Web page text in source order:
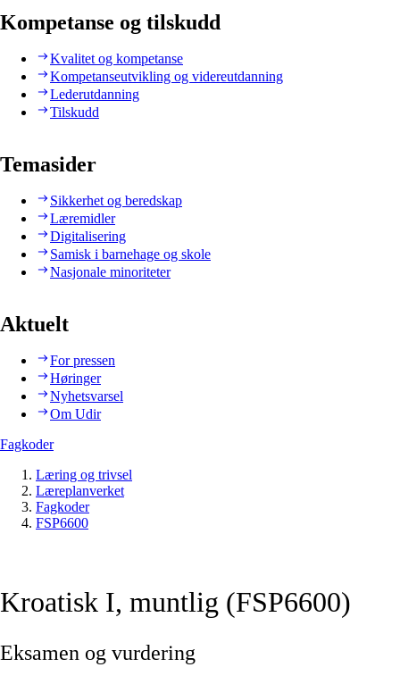
Kompetanse og tilskudd
Kvalitet og kompetanse
Kompetanseutvikling og videreutdanning
Lederutdanning
Tilskudd
Temasider
Sikkerhet og beredskap
Læremidler
Digitalisering
Samisk i barnehage og skole
Nasjonale minoriteter
Aktuelt
For pressen
Høringer
Nyhetsvarsel
Om Udir
Fagkoder
Læring og trivsel
Læreplanverket
Fagkoder
FSP6600
Kroatisk I, muntlig (FSP6600)
Eksamen og vurdering